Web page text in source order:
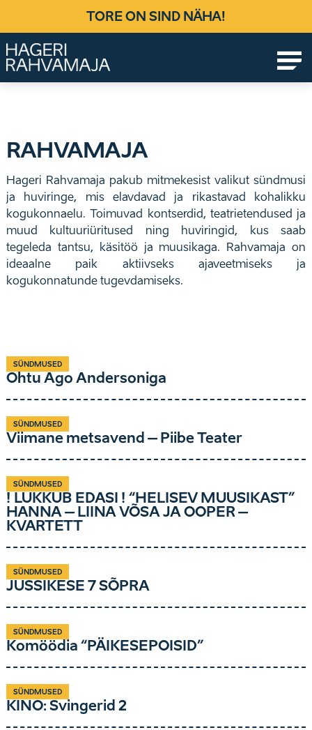
TORE ON SIND NÄHA!
Ühendab põlvkondi, loob elamusi!
content
RAHVAMAJA
Hageri Rahvamaja pakub mitmekesist valikut sündmusi
ja huviringe, mis elavdavad ja rikastavad kohalikku
kogukonnaelu. Toimuvad kontserdid, teatrietendused ja
muud kultuuriüritused ning huviringid, kus saab
tegeleda tantsu, käsitöö ja muusikaga. Rahvamaja on
ideaalne paik aktiivseks ajaveetmiseks ja
kogukonnatunde tugevdamiseks.
Õhtu Ago Andersoniga
SÜNDMUSED
Viimane metsavend – Piibe Teater
SÜNDMUSED
! LÜKKUB EDASI ! “HELISEV MUUSIKAST”
HANNA – LIINA VÕSA JA OOPER –
KVARTETT
SÜNDMUSED
JUSSIKESE 7 SÕPRA
SÜNDMUSED
Komöödia “PÄIKESEPOISID”
SÜNDMUSED
KINO: Svingerid 2
SÜNDMUSED